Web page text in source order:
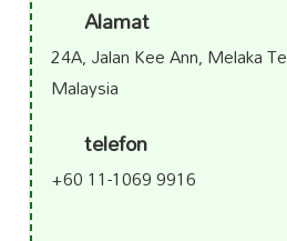
Alamat
24A, Jalan Kee Ann, Melaka
Malaysia
telefon
+60 11-1069 9916